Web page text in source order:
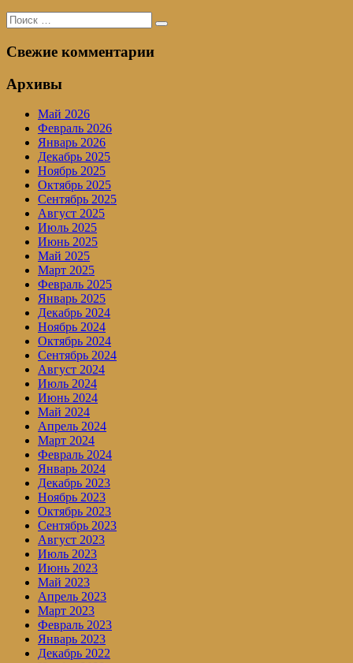
Поиск
для:
Поиск
Свежие комментарии
Архивы
Май 2026
Февраль 2026
Январь 2026
Декабрь 2025
Ноябрь 2025
Октябрь 2025
Сентябрь 2025
Август 2025
Июль 2025
Июнь 2025
Май 2025
Март 2025
Февраль 2025
Январь 2025
Декабрь 2024
Ноябрь 2024
Октябрь 2024
Сентябрь 2024
Август 2024
Июль 2024
Июнь 2024
Май 2024
Апрель 2024
Март 2024
Февраль 2024
Январь 2024
Декабрь 2023
Ноябрь 2023
Октябрь 2023
Сентябрь 2023
Август 2023
Июль 2023
Июнь 2023
Май 2023
Апрель 2023
Март 2023
Февраль 2023
Январь 2023
Декабрь 2022